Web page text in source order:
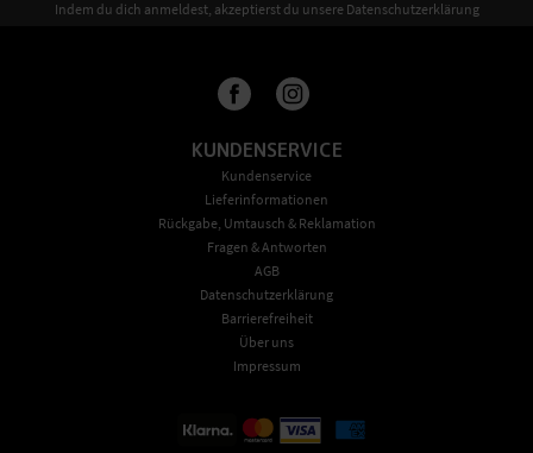
Indem du dich anmeldest, akzeptierst du unsere Datenschutzerklärung
KUNDENSERVICE
Kundenservice
Lieferinformationen
Rückgabe, Umtausch & Reklamation
Fragen & Antworten
AGB
Datenschutzerklärung
Barrierefreiheit
Über uns
Impressum